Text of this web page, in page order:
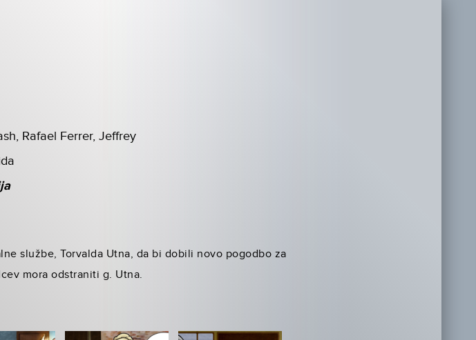
Rafael Ferrer, Jeffrey
službe, Torvalda Utna, da bi dobili novo pogodbo za
mora odstraniti g. Utna.